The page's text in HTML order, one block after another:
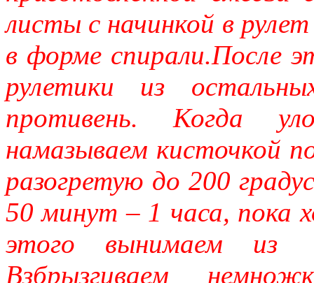
листы с начинкой в
в форме спирали.После
рулетики из
противень. Когда
намазываем кисточкой
разогретую до 200
50 минут – 1 часа, пока
этого вынимаем из
Взбрызгиваем